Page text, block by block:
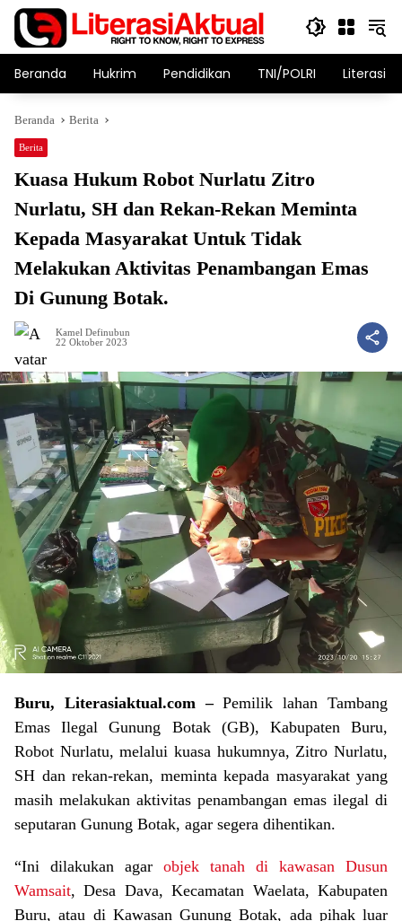
Langsung
konten
Beranda Hukrim Pendidikan TNI/POLRI Literasi
Beranda Berita
Berita
Kuasa Hukum Robot Nurlatu Zitro
Nurlatu, SH dan Rekan-Rekan Meminta
Kepada Masyarakat Untuk Tidak
Melakukan Aktivitas Penambangan Emas
Di Gunung Botak.
Kamel Definubun
22 Oktober 2023
Buru, Literasiaktual.com –Pemilik lahan Tambang
Emas Ilegal Gunung Botak (GB), Kabupaten Buru,
Robot Nurlatu, melalui kuasa hukumnya, Zitro Nurlatu,
SH dan rekan-rekan, meminta kepada masyarakat yang
masih melakukan aktivitas penambangan emas ilegal di
seputaran Gunung Botak, agar segera dihentikan.
“Ini dilakukan agar objek tanah di kawasan Dusun
Wamsait, Desa Dava, Kecamatan Waelata, Kabupaten
Buru, atau di Kawasan Gunung Botak, ada pihak luar